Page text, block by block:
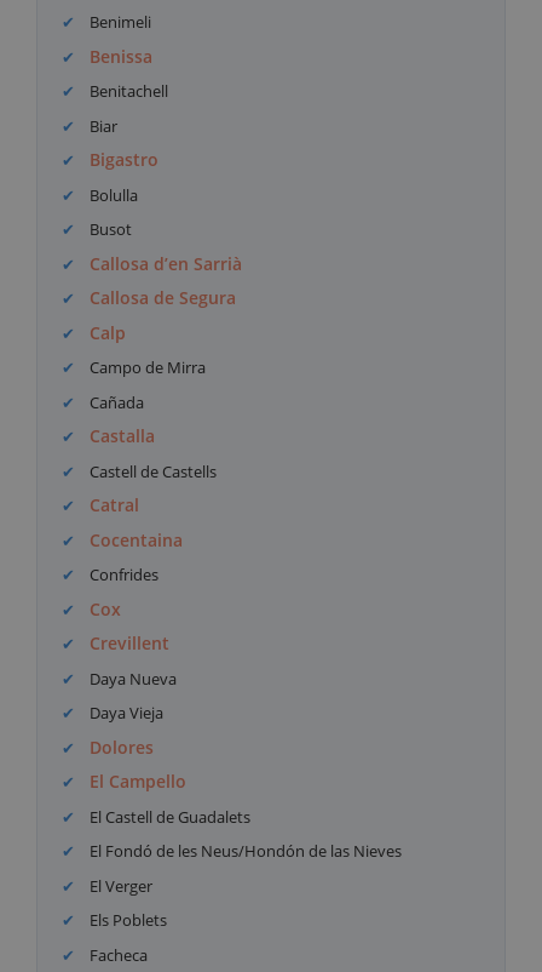
Benimeli
Benissa
Benitachell
Biar
Bigastro
Bolulla
Busot
Callosa d’en Sarrià
Callosa de Segura
Calp
Campo de Mirra
Cañada
Castalla
Castell de Castells
Catral
Cocentaina
Confrides
Cox
Crevillent
Daya Nueva
Daya Vieja
Dolores
El Campello
El Castell de Guadalets
El Fondó de les Neus/Hondón de las Nieves
El Verger
Els Poblets
Facheca